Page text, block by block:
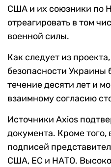
США и их союзники по
отреагировать в том
военной силы.
Как следует из
безопасности Украины
течение десяти лет и
взаимному согласию
Источники Axios
документа. Кроме того,
подписей
США, ЕС и НАТО.